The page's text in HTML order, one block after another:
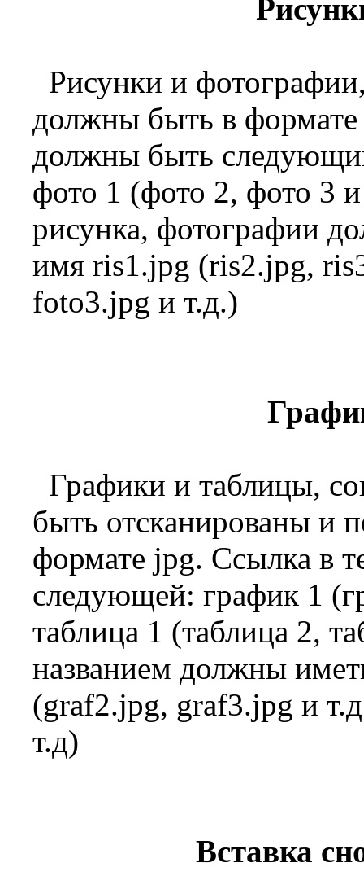
Рисунки и
должны быть в
должны быть
фото 1 (фото 2, фото 3
рисунка, фотографии
имя ris1.jpg (ris2.jpg,
foto3.jpg и т.д.)
Графики и таблицы,
быть отсканированы и
формате jpg. Ссылка в
следующей: график 1
таблица 1 (таблица 2,
названием должны
(graf2.jpg, graf3.jpg и
т.д)
Вставка